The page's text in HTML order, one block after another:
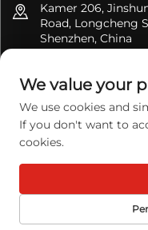
Kamer 206,
Road, Longcheng
Shenzhen, China
[email protected]
Copyright © 2025
We value your
We use cookies and
If you don't want to
cookies.